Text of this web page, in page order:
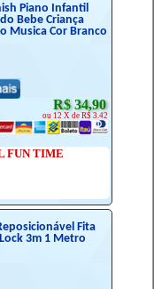
Piano Infantil
Bebe Criança
Musica Cor Branco
R$ 34,90
ou 12 X de R$ 3.42
FUN TIME
Fita
3m 1 Metro